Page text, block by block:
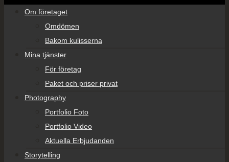
Om företaget
Omdömen
Bakom kulisserna
Mina tjänster
För företag
Paket och priser privat
Photography
Portfolio Foto
Portfolio Video
Aktuella Erbjudanden
Storytelling